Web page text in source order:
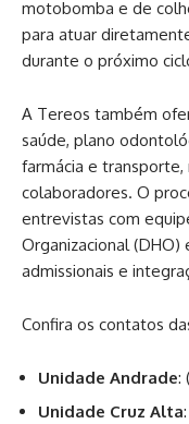
motobomba e de
para atuar
durante o próximo
A Tereos também
saúde, plano
farmácia e
colaboradores. O
entrevistas com
Organizacional
admissionais e
Confira os contatos
Unidade Andrade:
Unidade Cruz Alta